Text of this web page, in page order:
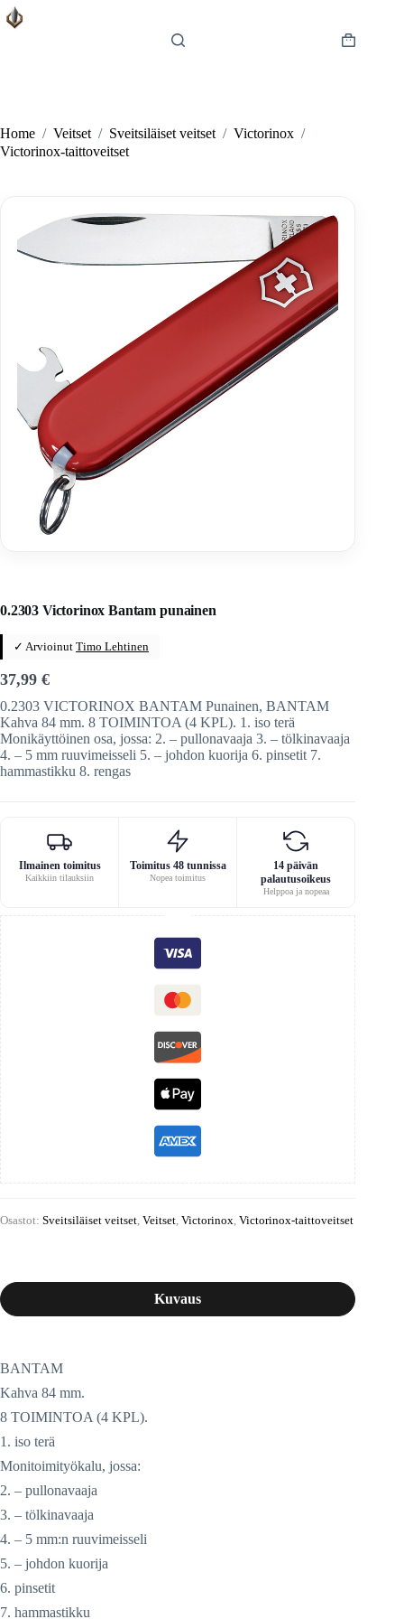
Skip
to
Shopping
Home / Veitset / Sveitsiläiset veitset / Victorinox /
Victorinox-taittoveitset
0.2303 Victorinox Bantam punainen
✓ Arvioinut Timo Lehtinen
37,99 €
0.2303 VICTORINOX BANTAM Punainen, BANTAM
Kahva 84 mm. 8 TOIMINTOA (4 KPL). 1. iso terä
Monikäyttöinen osa, jossa: 2. – pullonavaaja 3. – tölkinavaaja
4. – 5 mm ruuvimeisseli 5. – johdon kuorija 6. pinsetit 7.
hammastikku 8. rengas
Ilmainen toimitus
Kaikkiin tilauksiin
Toimitus 48 tunnissa
Nopea toimitus
14 päivän
palautusoikeus
Helppoa ja nopeaa
Osastot: Sveitsiläiset veitset, Veitset, Victorinox, Victorinox-taittoveitset
Kuvaus
BANTAM
Kahva 84 mm.
8 TOIMINTOA (4 KPL).
1. iso terä
Monitoimityökalu, jossa:
2. – pullonavaaja
3. – tölkinavaaja
4. – 5 mm:n ruuvimeisseli
5. – johdon kuorija
6. pinsetit
7. hammastikku